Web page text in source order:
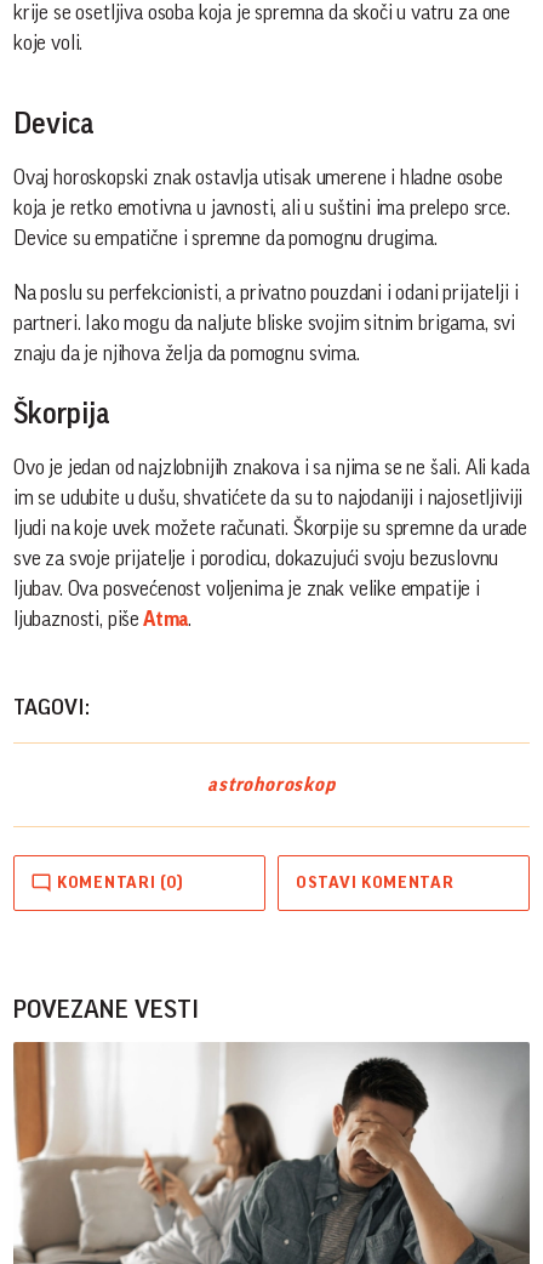
krije se osetljiva osoba koja je spremna da skoči u vatru za one
koje voli.
Devica
Ovaj horoskopski znak ostavlja utisak umerene i hladne osobe
koja je retko emotivna u javnosti, ali u suštini ima prelepo srce.
Device su empatične i spremne da pomognu drugima.
Na poslu su perfekcionisti, a privatno pouzdani i odani prijatelji i
partneri. Iako mogu da naljute bliske svojim sitnim brigama, svi
znaju da je njihova želja da pomognu svima.
Škorpija
Ovo je jedan od najzlobnijih znakova i sa njima se ne šali. Ali kada
im se udubite u dušu, shvatićete da su to najodaniji i najosetljiviji
ljudi na koje uvek možete računati. Škorpije su spremne da urade
sve za svoje prijatelje i porodicu, dokazujući svoju bezuslovnu
ljubav. Ova posvećenost voljenima je znak velike empatije i
ljubaznosti, piše Atma.
TAGOVI:
astrohoroskop
KOMENTARI (0) OSTAVI KOMENTAR
POVEZANE VESTI